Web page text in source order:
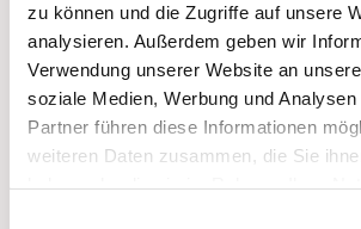
zu können und die Zugriffe auf unsere
analysieren. Außerdem geben wir
Verwendung unserer Website an
soziale Medien, Werbung und
Partner führen diese Informationen
weiteren Daten zusammen, die Sie